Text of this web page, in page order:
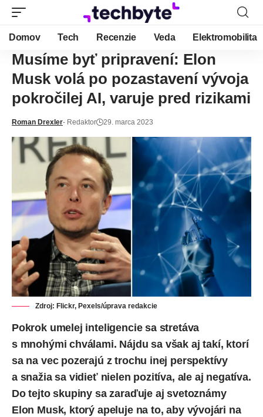
Domov Tech Recenzie Veda Elektromobilita
Musíme byť pripravení: Elon
Musk volá po pozastavení vývoja
pokročilej AI, varuje pred rizikami
Roman Drexler- Redaktor 29. marca 2023
Zdroj: Flickr, Pexels/úprava redakcie
Pokrok umelej inteligenciesa stretáva
s mnohými chválami. Nájdu sa však aj takí, ktorí
sa na vec pozerajú z trochu inej perspektívy
a snažia sa vidieť nielen pozitíva, ale aj negatíva.
Do tejto skupiny sa zaraďuje aj svetoznámy
Elon Musk, ktorý apeluje na to, aby vývojári na